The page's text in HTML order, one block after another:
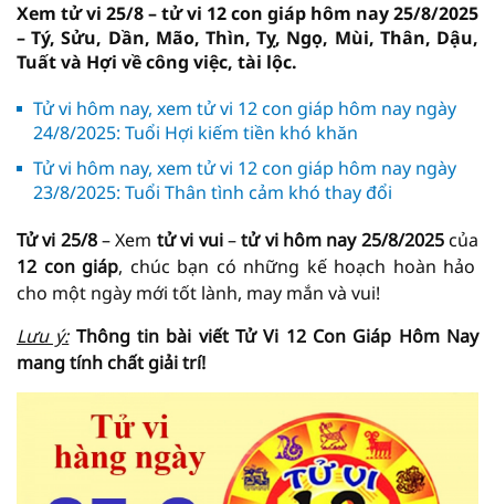
Xem tử vi 25/8 – tử vi 12 con giáp hôm nay 25/8/2025
– Tý, Sửu, Dần, Mão, Thìn, Tỵ, Ngọ, Mùi, Thân, Dậu,
Tuất và Hợi về công việc, tài lộc.
Tử vi hôm nay, xem tử vi 12 con giáp hôm nay ngày
24/8/2025: Tuổi Hợi kiếm tiền khó khăn
Tử vi hôm nay, xem tử vi 12 con giáp hôm nay ngày
23/8/2025: Tuổi Thân tình cảm khó thay đổi
Tử vi 25/8– Xem tử vi vui–tử vi hôm nay 25/8/2025của
12 con giáp, chúc bạn có những kế hoạch hoàn hảo
cho một ngày mới tốt lành, may mắn và vui!
Lưu ý: Thông tin bài viếtTử Vi 12 Con Giáp Hôm Nay
mang tính chất giải trí!